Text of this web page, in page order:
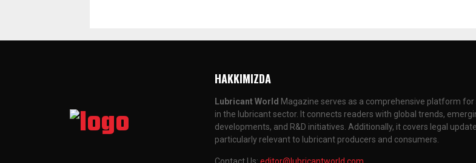
HAKKIMIZDA
Lubricant World Magazine serves as a comprehensive platform
in the lubricant sector. It connects readers with global trends,
developments, and R&D initiatives. Additionally, it covers legal
particularly relevant to lubricant producers and consumers.